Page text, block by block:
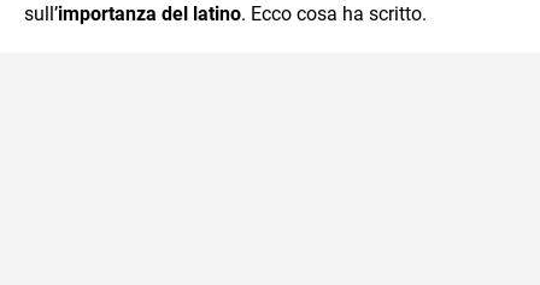
sull’importanza del latino. Ecco cosa ha scritto.